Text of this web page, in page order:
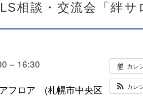
相談・交流会「絆サ
カレ
カレ
– 16:30
ロア (札幌市中央区